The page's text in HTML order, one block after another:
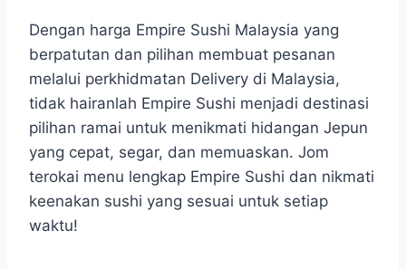
Dengan harga Empire Sushi Malaysia yang
berpatutan dan pilihan membuat pesanan
melalui perkhidmatan Delivery di Malaysia,
tidak hairanlah Empire Sushi menjadi destinasi
pilihan ramai untuk menikmati hidangan Jepun
yang cepat, segar, dan memuaskan. Jom
terokai menu lengkap Empire Sushi dan nikmati
keenakan sushi yang sesuai untuk setiap
waktu!